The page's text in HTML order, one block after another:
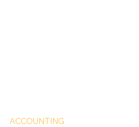
ACCOUNTING